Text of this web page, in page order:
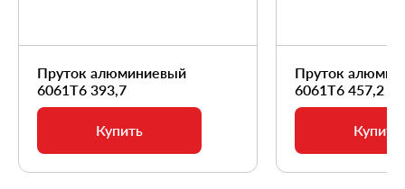
Пруток алюминиевый
6061Т6 393,7
Купить
Пруток
6061Т6 457,2
Купить